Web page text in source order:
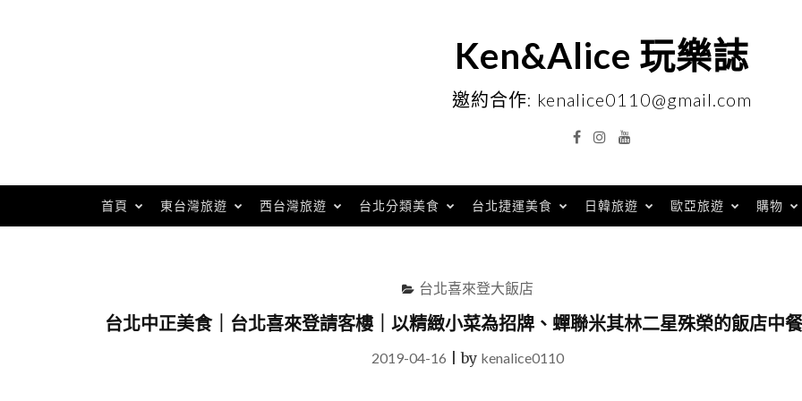
Ken&Alice 玩樂誌
邀約合作: kenalice0110@gmail.com
FacebookInstagramYouTube
首頁 東台灣旅遊 西台灣旅遊 台北分類美食 台北捷運美食 日韓旅遊 歐亞旅遊 購物
台北喜來登大飯店
台北中正美食｜台北喜來登請客樓｜以精緻小菜為招牌、蟬聯米其林二星殊榮的飯店中
2019-04-16 |by kenalice0110